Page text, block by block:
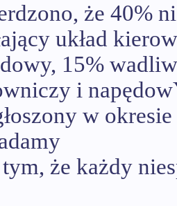
że 40%
układ
15%
i
w
że każdy